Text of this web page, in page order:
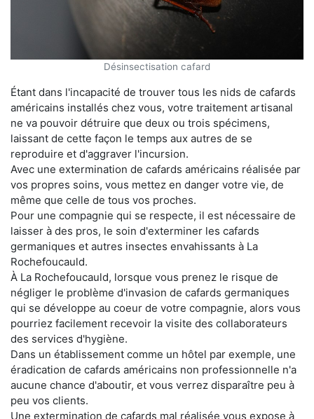
Désinsectisation cafard
Étant dans l'incapacité de trouver tous les nids de cafards
américains installés chez vous, votre traitement artisanal
ne va pouvoir détruire que deux ou trois spécimens,
laissant de cette façon le temps aux autres de se
reproduire et d'aggraver l'incursion.
Avec une extermination de cafards américains réalisée par
vos propres soins, vous mettez en danger votre vie, de
même que celle de tous vos proches.
Pour une compagnie qui se respecte, il est nécessaire de
laisser à des pros, le soin d'exterminer les cafards
germaniques et autres insectes envahissants à La
Rochefoucauld.
À La Rochefoucauld, lorsque vous prenez le risque de
négliger le problème d'invasion de cafards germaniques
qui se développe au coeur de votre compagnie, alors vous
pourriez facilement recevoir la visite des collaborateurs
des services d'hygiène.
Dans un établissement comme un hôtel par exemple, une
éradication de cafards américains non professionnelle n'a
aucune chance d'aboutir, et vous verrez disparaître peu à
peu vos clients.
Une extermination de cafards mal réalisée vous expose à